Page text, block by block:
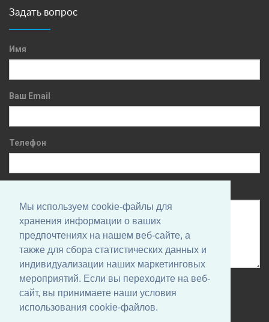
Мы используем cookie-файлы для
хранения информации о ваших
предпочтениях на нашем веб-сайте, а
также для сбора статистических данных и
индивидуализации наших маркетинговых
мероприятий. Если вы переходите на веб-
сайт, вы принимаете наши условия
использования cookie-файлов.
Задать вопрос
Имя
Ваш Email
Телефон
Нажимая на кнопку, вы даете согласие на обработку своих
персональных данных и соглашаетесь сПолитикой
конфиденциальности